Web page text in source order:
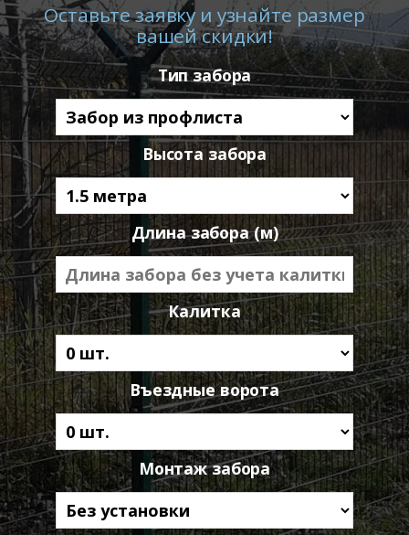
Оставьте заявку и узнайте размер
вашей скидки!
Тип забора
Высота забора
Длина забора (м)
Калитка
Въездные ворота
Монтаж забора